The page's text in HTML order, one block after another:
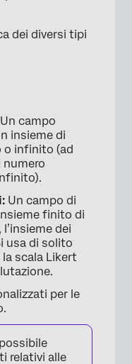
×
dei diversi tipi
Un campo
insieme di
o infinito (ad
numero
Un campo di
finito di
dei
usa di solito
scala Likert
per le
relativi alle